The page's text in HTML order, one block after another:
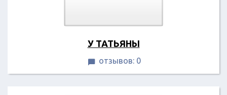
У ТАТЬЯНЫ
 отзывов: 0